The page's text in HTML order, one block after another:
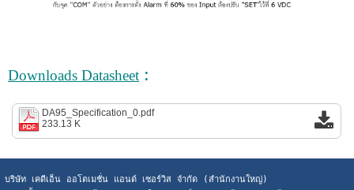
Downloads Datasheet :
DA95_Specification_0.pdf
233.13 K
บริษัท เคดีเอ็น ออโตเมชั่น แอนด์ เซอร์วิส จำกัด (สำนักงานใหญ่)